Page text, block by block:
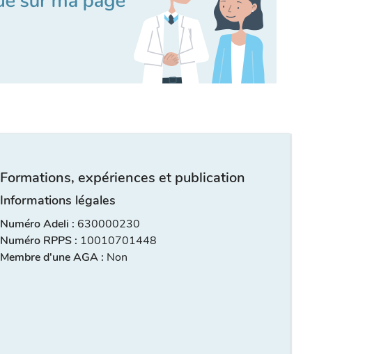
Formations, expériences et publication
Informations légales
Numéro Adeli : 630000230
Numéro RPPS : 10010701448
Membre d'une AGA : Non